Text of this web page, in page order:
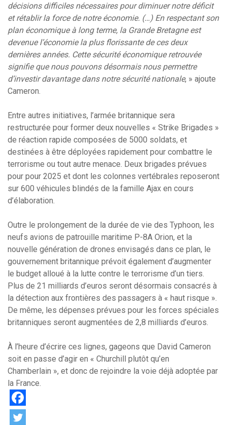
décisions difficiles nécessaires pour diminuer notre déficit
et rétablir la force de notre économie. (…) En respectant son
plan économique à long terme, la Grande Bretagne est
devenue l’économie la plus florissante de ces deux
dernières années. Cette sécurité économique retrouvée
signifie que nous pouvons désormais nous permettre
d’investir davantage dans notre sécurité nationale, » ajoute
Cameron.
Entre autres initiatives, l’armée britannique sera
restructurée pour former deux nouvelles « Strike Brigades »
de réaction rapide composées de 5000 soldats, et
destinées à être déployées rapidement pour combattre le
terrorisme ou tout autre menace. Deux brigades prévues
pour pour 2025 et dont les colonnes vertébrales reposeront
sur 600 véhicules blindés de la famille Ajax en cours
d’élaboration.
Outre le prolongement de la durée de vie des Typhoon, les
neufs avions de patrouille maritime P-8A Orion, et la
nouvelle génération de drones envisagés dans ce plan, le
gouvernement britannique prévoit également d’augmenter
le budget alloué à la lutte contre le terrorisme d’un tiers.
Plus de 21 milliards d’euros seront désormais consacrés à
la détection aux frontières des passagers à « haut risque ».
De même, les dépenses prévues pour les forces spéciales
britanniques seront augmentées de 2,8 milliards d’euros.
À l’heure d’écrire ces lignes, gageons que David Cameron
soit en passe d’agir en « Churchill plutôt qu’en
Chamberlain », et donc de rejoindre la voie déjà adoptée par
la France.